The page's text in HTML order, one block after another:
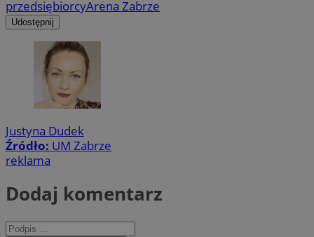
przedsiębiorcyArena Zabrze
Udostępnij
Justyna Dudek
Źródło: UM Zabrze
reklama
Dodaj komentarz